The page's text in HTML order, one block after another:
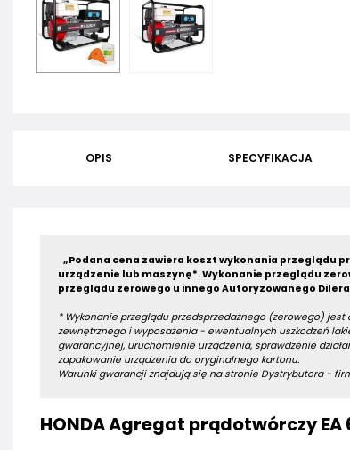
OPIS SPECYFIKACJA
„Podana cena zawiera koszt wykonania przeglądu
urządzenie lub maszynę*.Wykonanie przeglądu
przeglądu zerowego u innego Autoryzowanego Dilera
* Wykonanie przeglądu przedsprzedażnego (zerowego)
zewnętrznego i wyposażenia - ewentualnych uszkodzeń
gwarancyjnej, uruchomienie urządzenia, sprawdzenie
zapakowanie urządzenia do oryginalnego kartonu.
Warunki gwarancji znajdują się na stronie Dystrybutora -
HONDA Agregat prądotwórczy EA